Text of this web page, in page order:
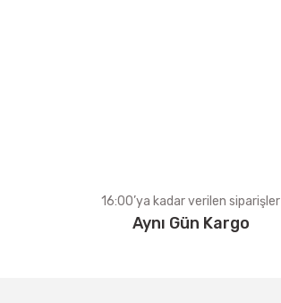
16:00’ya kadar verilen siparişler
Aynı Gün Kargo